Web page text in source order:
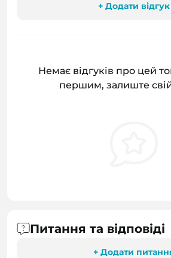
+ Додати відгук
Немає відгуків про цей
першим, залиште свій
Питання та відповіді
+ Додати